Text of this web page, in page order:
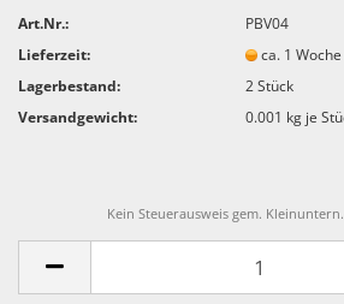
Art.Nr.:
PBV04
Lieferzeit:
ca. 1
Lagerbestand: 2Stück
Versandgewicht:
0.001 kg je
Kein Steuerausweis gem.